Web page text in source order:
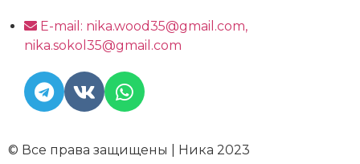
E-mail: nika.wood35@gmail.com,
nika.sokol35@gmail.com
© Все права защищены | Ника 2023